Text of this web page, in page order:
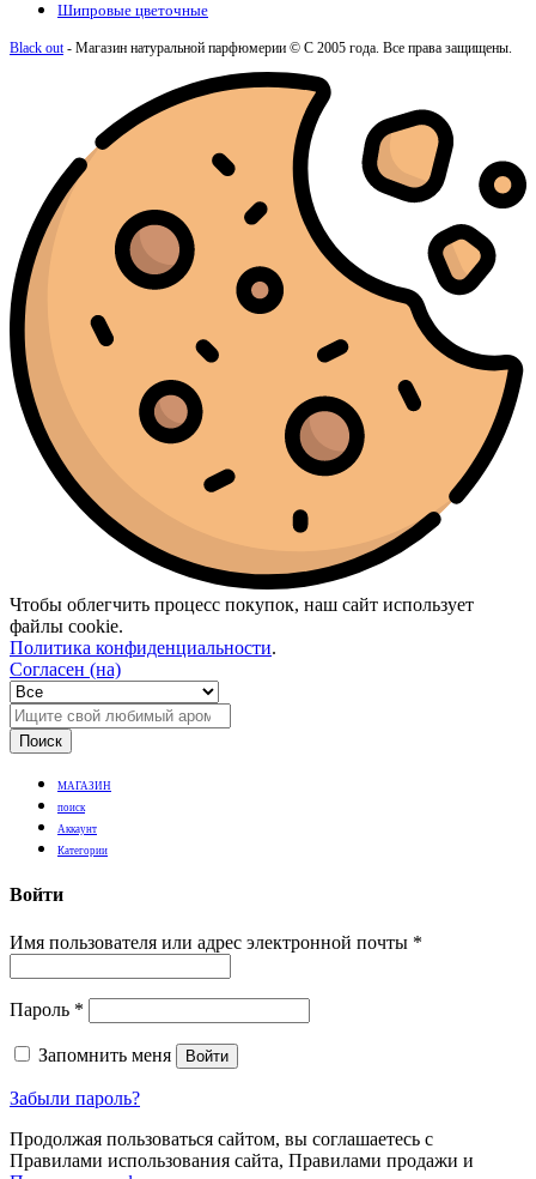
Шипровые цветочные
Black out- Магазин натуральной парфюмерии © С 2005 года. Все права защищены.
Чтобы облегчить процесс покупок, наш сайт использует
файлы cookie.
Политика конфиденциальности.
Согласен (на)
Поиск
МАГАЗИН
поиск
Аккаунт
Категории
Войти
Имя пользователя или адрес электронной почты *
Пароль *
Запомнить меня Войти
Забыли пароль?
Продолжая пользоваться сайтом, вы соглашаетесь с
Правилами использования сайта, Правилами продажи и